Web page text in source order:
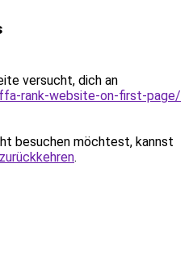
versucht, dich an
rank-website-on-first-page/
besuchen möchtest, kannst
.